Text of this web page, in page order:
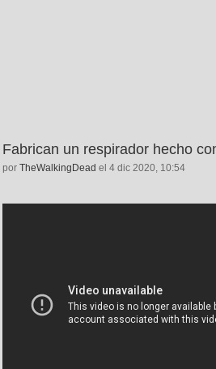
Fabrican un respirador hecho
por TheWalkingDead el 4 dic 2020, 10:54